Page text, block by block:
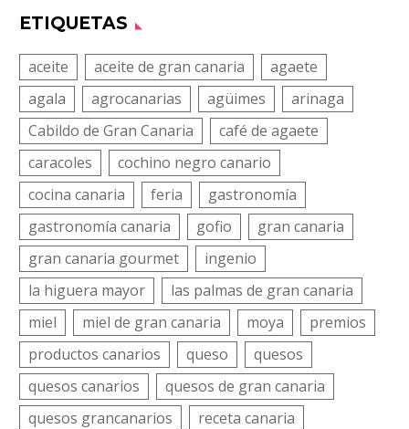
ETIQUETAS
aceite aceite de gran canaria
agaete
agala
agrocanarias agüimes
arinaga
Cabildo de Gran Canaria
café de agaete
caracoles
cochino negro canario
cocina canaria
feria
gastronomía
gastronomía canaria
gofio
gran canaria
gran canaria gourmet
ingenio
la higuera mayor
las palmas de gran canaria
miel
miel de gran canaria moya
premios
productos canarios
queso
quesos
quesos canarios
quesos de gran canaria
quesos grancanarios
receta canaria